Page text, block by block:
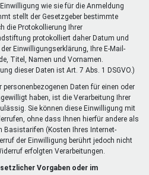
wie sie für die Anmeldung
stellt der Gesetzgeber bestimmte
die Protokollierung Ihrer
protokolliert daher Datum und
Einwilligungserklärung, Ihre E-Mail-
Titel, Namen und Vornamen.
dieser Daten ist Art. 7 Abs. 1 DSGVO.)
personenbezogenen Daten für einen oder
haben, ist die Verarbeitung Ihrer
Sie können diese Einwilligung mit
ohne dass Ihnen hierfür andere als
Basistarifen (Kosten Ihres Internet-
der Einwilligung berührt jedoch nicht
erfolgten Verarbeitungen.
Vorgaben oder im